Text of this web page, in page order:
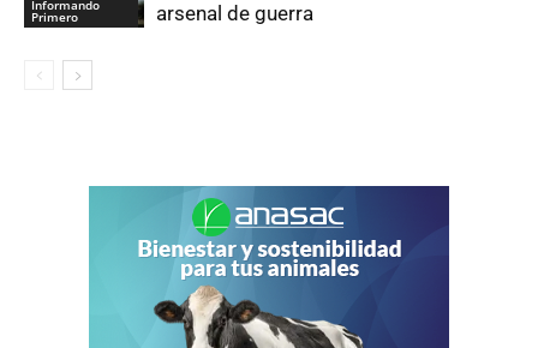
Informando
Primero
arsenal de guerra